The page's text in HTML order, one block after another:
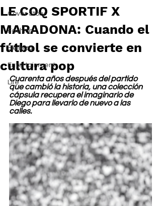
Cover Story
Fashion
Belleza
Entertainment
Life
LE COQ SPORTIF X
MARADONA: Cuando el
fútbol se convierte en
cultura pop
Cuarenta años después del partido
que cambió la historia, una colección
cápsula recupera el imaginario de
Diego para llevarlo de nuevo a las
calles.